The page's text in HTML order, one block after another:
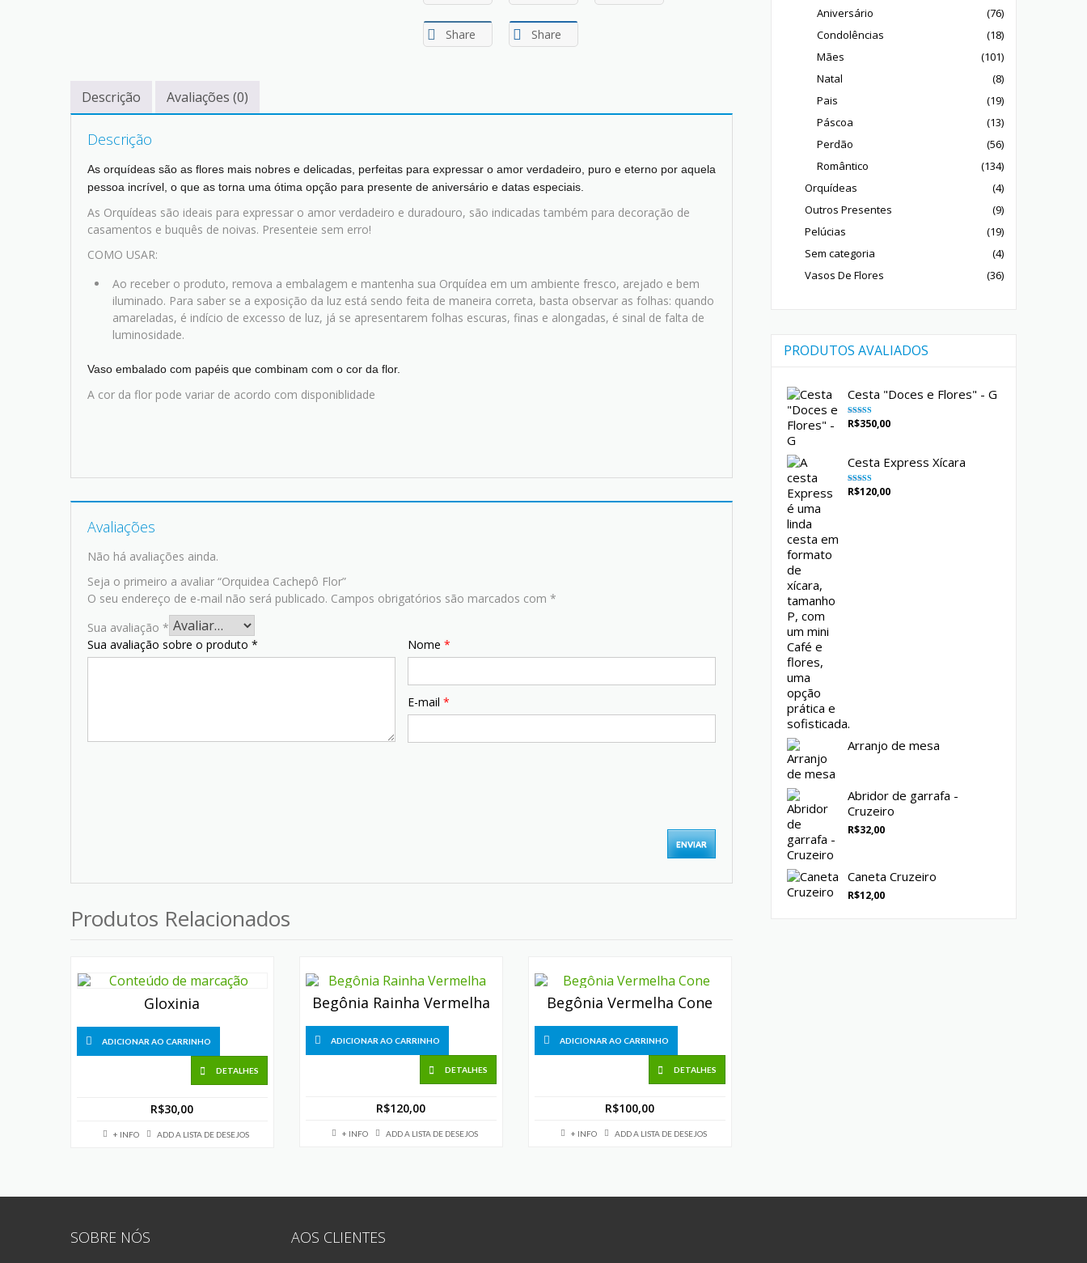
Share Share
Descrição Avaliações (0)
Descrição
As orquídeas são as flores mais nobres e delicadas, perfeitas para expressar o amor verdadeiro, puro e eterno por aquela
pessoa incrível, o que as torna uma ótima opção para presente de aniversário e datas especiais.
As Orquídeas são ideais para expressar o amor verdadeiro e duradouro, são indicadas também para decoração de
casamentos e buquês de noivas. Presenteie sem erro!
COMO USAR:
Ao receber o produto, remova a embalagem e mantenha sua Orquídea em um ambiente fresco, arejado e bem
iluminado. Para saber se a exposição da luz está sendo feita de maneira correta, basta observar as folhas: quando
amareladas, é indício de excesso de luz, já se apresentarem folhas escuras, finas e alongadas, é sinal de falta de
luminosidade.
Vaso embalado com papéis que combinam com o cor da flor.
A cor da flor pode variar de acordo com disponiblidade
Avaliações
Não há avaliações ainda.
Seja o primeiro a avaliar “Orquidea Cachepô Flor”
O seu endereço de e-mail não será publicado. Campos obrigatórios são marcados com *
Sua avaliação *
Sua avaliação sobre o produto * Nome*
E-mail*
Produtos Relacionados
Gloxinia
ADICIONAR AO CARRINHO
DETALHES
R$30,00
+ INFO ADD A LISTA DE DESEJOS
Begônia Rainha Vermelha
ADICIONAR AO CARRINHO
DETALHES
R$120,00
+ INFO ADD A LISTA DE DESEJOS
Begônia Vermelha Cone
ADICIONAR AO CARRINHO
DETALHES
R$100,00
+ INFO ADD A LISTA DE DESEJOS
Aniversário
(76)
Condolências
(18)
Mães
(101)
Natal
(8)
Pais
(19)
Páscoa
(13)
Perdão
(56)
Romântico
(134)
Orquídeas
(4)
Outros Presentes
(9)
Pelúcias
(19)
Sem categoria
(4)
Vasos De Flores
(36)
PRODUTOS AVALIADOS
Cesta "Doces e Flores" - G
Avaliação
5.00de 5
R$350,00
Cesta Express Xícara
Avaliação
5.00 de 5
R$120,00
Arranjo de mesa
Abridor de garrafa -
Cruzeiro
R$32,00
Caneta Cruzeiro
R$12,00
SOBRE NÓS AOS CLIENTES